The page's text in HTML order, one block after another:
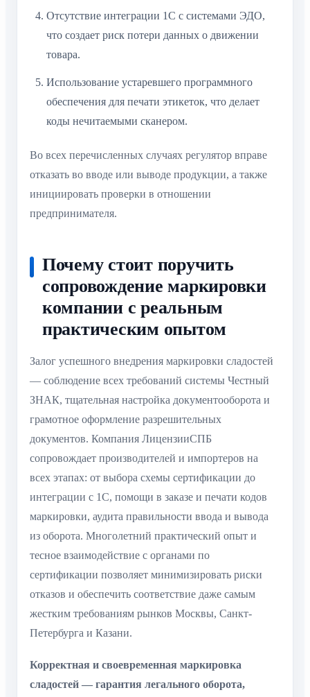
Отсутствие интеграции 1С с системами ЭДО,
что создает риск потери данных о движении
товара.
Использование устаревшего программного
обеспечения для печати этикеток, что делает
коды нечитаемыми сканером.
Во всех перечисленных случаях регулятор вправе
отказать во вводе или выводе продукции, а также
инициировать проверки в отношении
предпринимателя.
Почему стоит поручить
сопровождение маркировки
компании с реальным
практическим опытом
Залог успешного внедрения маркировки сладостей
— соблюдение всех требований системы Честный
ЗНАК, тщательная настройка документооборота и
грамотное оформление разрешительных
документов. Компания ЛицензииСПБ
сопровождает производителей и импортеров на
всех этапах: от выбора схемы сертификации до
интеграции с 1С, помощи в заказе и печати кодов
маркировки, аудита правильности ввода и вывода
из оборота. Многолетний практический опыт и
тесное взаимодействие с органами по
сертификации позволяет минимизировать риски
отказов и обеспечить соответствие даже самым
жестким требованиям рынков Москвы, Санкт-
Петербурга и Казани.
Корректная и своевременная маркировка
сладостей — гарантия легального оборота,